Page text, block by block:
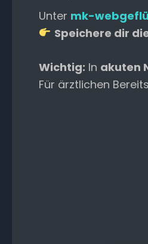
Unter mk-
Speichere dir
Wichtig: In akuten
Für ärztlichen